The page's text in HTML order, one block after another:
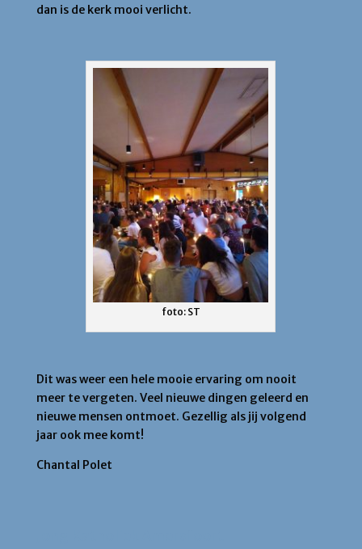
dan is de kerk mooi verlicht.
foto: ST
Dit was weer een hele mooie ervaring om nooit
meer te vergeten. Veel nieuwe dingen geleerd en
nieuwe mensen ontmoet. Gezellig als jij volgend
jaar ook mee komt!
Chantal Polet